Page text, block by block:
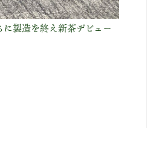
製造を終え新茶デビュー